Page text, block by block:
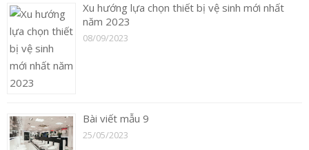
Xu hướng lựa chọn thiết bị vệ sinh mới nhất
năm 2023
08/09/2023
Bài viết mẫu 9
25/05/2023